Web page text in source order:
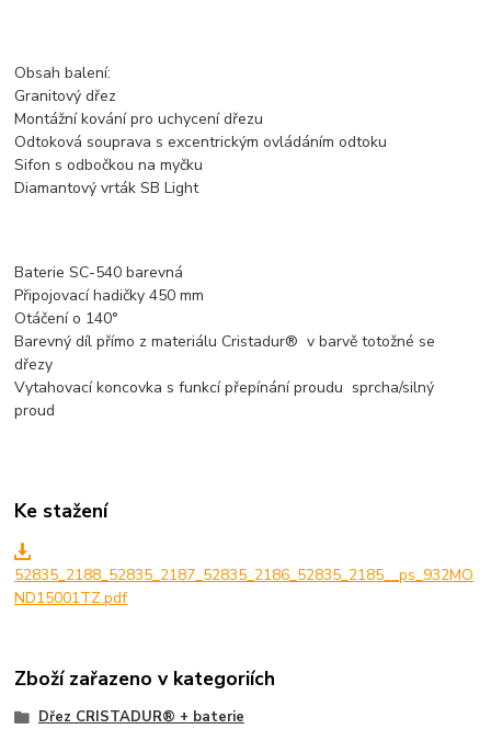
Obsah balení:
Granitový dřez
Montážní kování pro uchycení dřezu
Odtoková souprava s excentrickým ovládáním odtoku
Sifon s odbočkou na myčku
Diamantový vrták SB Light
Baterie SC-540 barevná
Připojovací hadičky 450 mm
Otáčení o 140°
Barevný díl přímo z materiálu Cristadur® v barvě totožné se
dřezy
Vytahovací koncovka s funkcí přepínání proudu sprcha/silný
proud
Ke stažení
52835_2188_52835_2187_52835_2186_52835_2185__ps_932MO
ND15001TZ.pdf
Zboží zařazeno v kategoriích
Dřez CRISTADUR® + baterie